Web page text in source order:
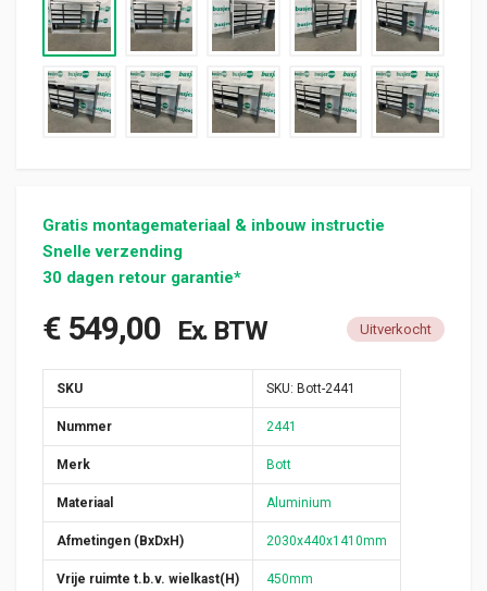
Gratis montagemateriaal & inbouw instructie
Snelle verzending
30 dagen retour garantie*
€549,00 Ex. BTW Uitverkocht
SKU SKU: Bott-2441
Nummer 2441
Merk Bott
Materiaal Aluminium
Afmetingen (BxDxH) 2030x440x1410mm
Vrije ruimte t.b.v. wielkast(H) 450mm